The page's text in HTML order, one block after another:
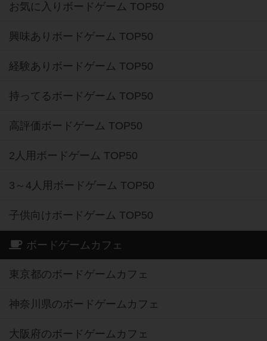
お気に入りボードゲーム TOP50
興味ありボードゲーム TOP50
経験ありボードゲーム TOP50
持ってるボードゲーム TOP50
高評価ボードゲーム TOP50
2人用ボードゲーム TOP50
3～4人用ボードゲーム TOP50
子供向けボードゲーム TOP50
ボードゲームカフェ
東京都のボードゲームカフェ
神奈川県のボードゲームカフェ
大阪府のボードゲームカフェ